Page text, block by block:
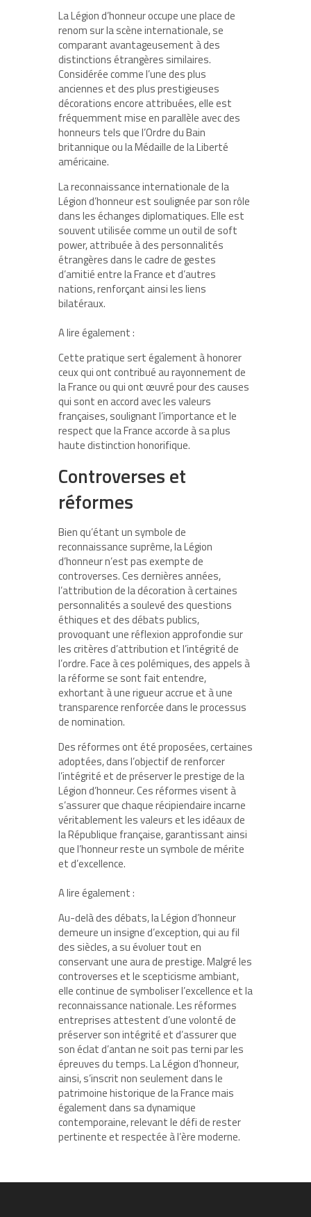
La Légion d’honneur occupe une place de
renom sur la scène internationale, se
comparant avantageusement à des
distinctions étrangères similaires.
Considérée comme l’une des plus
anciennes et des plus prestigieuses
décorations encore attribuées, elle est
fréquemment mise en parallèle avec des
honneurs tels que l’Ordre du Bain
britannique ou la Médaille de la Liberté
américaine.
La reconnaissance internationale de la
Légion d’honneur est soulignée par son rôle
dans les échanges diplomatiques. Elle est
souvent utilisée comme un outil de soft
power, attribuée à des personnalités
étrangères dans le cadre de gestes
d’amitié entre la France et d’autres
nations, renforçant ainsi les liens
bilatéraux.
A lire également :
Cette pratique sert également à honorer
ceux qui ont contribué au rayonnement de
la France ou qui ont œuvré pour des causes
qui sont en accord avec les valeurs
françaises, soulignant l’importance et le
respect que la France accorde à sa plus
haute distinction honorifique.
Controverses et
réformes
Bien qu’étant un symbole de
reconnaissance suprême, la Légion
d’honneur n’est pas exempte de
controverses. Ces dernières années,
l’attribution de la décoration à certaines
personnalités a soulevé des questions
éthiques et des débats publics,
provoquant une réflexion approfondie sur
les critères d’attribution et l’intégrité de
l’ordre. Face à ces polémiques, des appels à
la réforme se sont fait entendre,
exhortant à une rigueur accrue et à une
transparence renforcée dans le processus
de nomination.
Des réformes ont été proposées, certaines
adoptées, dans l’objectif de renforcer
l’intégrité et de préserver le prestige de la
Légion d’honneur. Ces réformes visent à
s’assurer que chaque récipiendaire incarne
véritablement les valeurs et les idéaux de
la République française, garantissant ainsi
que l’honneur reste un symbole de mérite
et d’excellence.
A lire également :
Au-delà des débats, la Légion d’honneur
demeure un insigne d’exception, qui au fil
des siècles, a su évoluer tout en
conservant une aura de prestige. Malgré les
controverses et le scepticisme ambiant,
elle continue de symboliser l’excellence et la
reconnaissance nationale. Les réformes
entreprises attestent d’une volonté de
préserver son intégrité et d’assurer que
son éclat d’antan ne soit pas terni par les
épreuves du temps. La Légion d’honneur,
ainsi, s’inscrit non seulement dans le
patrimoine historique de la France mais
également dans sa dynamique
contemporaine, relevant le défi de rester
pertinente et respectée à l’ère moderne.